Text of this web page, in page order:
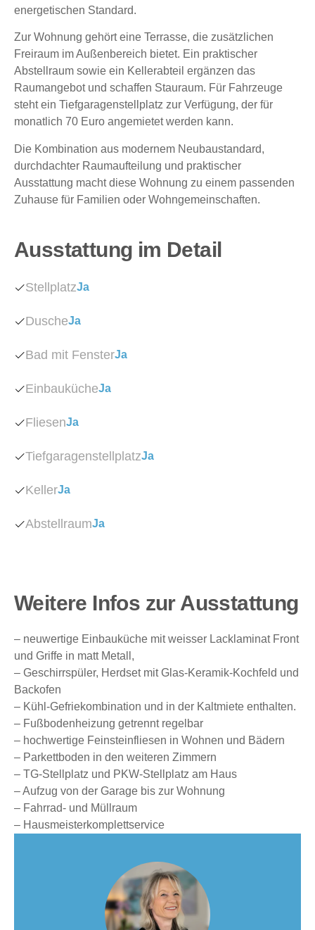
energetischen Standard.
Zur Wohnung gehört eine Terrasse, die zusätzlichen
Freiraum im Außenbereich bietet. Ein praktischer
Abstellraum sowie ein Kellerabteil ergänzen das
Raumangebot und schaffen Stauraum. Für Fahrzeuge
steht ein Tiefgaragenstellplatz zur Verfügung, der für
monatlich 70 Euro angemietet werden kann.
Die Kombination aus modernem Neubaustandard,
durchdachter Raumaufteilung und praktischer
Ausstattung macht diese Wohnung zu einem passenden
Zuhause für Familien oder Wohngemeinschaften.
Ausstattung im Detail
StellplatzJa
DuscheJa
Bad mit FensterJa
EinbaukücheJa
FliesenJa
TiefgaragenstellplatzJa
KellerJa
AbstellraumJa
Weitere Infos zur Ausstattung
– neuwertige Einbauküche mit weisser Lacklaminat Front
und Griffe in matt Metall,
– Geschirrspüler, Herdset mit Glas-Keramik-Kochfeld und
Backofen
– Kühl-Gefriekombination und in der Kaltmiete enthalten.
– Fußbodenheizung getrennt regelbar
– hochwertige Feinsteinfliesen in Wohnen und Bädern
– Parkettboden in den weiteren Zimmern
– TG-Stellplatz und PKW-Stellplatz am Haus
– Aufzug von der Garage bis zur Wohnung
– Fahrrad- und Müllraum
– Hausmeisterkomplettservice